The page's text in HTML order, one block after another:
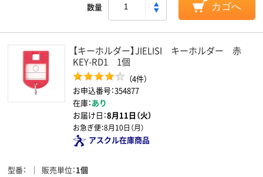
数量 カゴへ
【キーホルダー】JIELISI キーホルダー 赤
KEY-RD1 1個
（4件）
お申込番号：354877
在庫：あり
お届け日：8月11日（火）
お急ぎ便：8月10日（月）
アスクル在庫商品
型番 販売単位 1個